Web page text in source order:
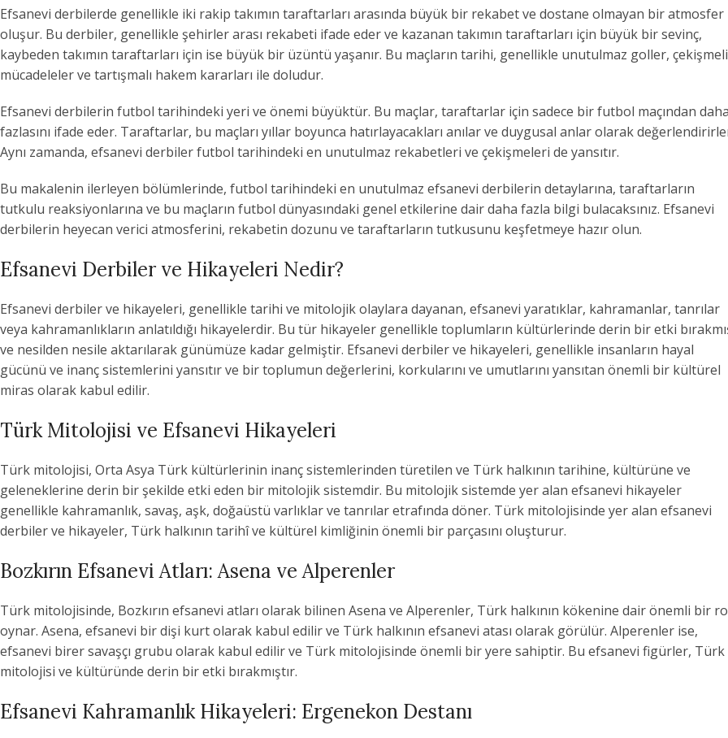
Efsanevi derbilerde genellikle iki rakip takımın taraftarları arasında büyük bir rekabet ve dostane olmayan bir atmosfer
oluşur. Bu derbiler, genellikle şehirler arası rekabeti ifade eder ve kazanan takımın taraftarları için büyük bir sevinç,
kaybeden takımın taraftarları için ise büyük bir üzüntü yaşanır. Bu maçların tarihi, genellikle unutulmaz goller, çekişmeli
mücadeleler ve tartışmalı hakem kararları ile doludur.
Efsanevi derbilerin futbol tarihindeki yeri ve önemi büyüktür. Bu maçlar, taraftarlar için sadece bir futbol maçından
fazlasını ifade eder. Taraftarlar, bu maçları yıllar boyunca hatırlayacakları anılar ve duygusal anlar olarak
Aynı zamanda, efsanevi derbiler futbol tarihindeki en unutulmaz rekabetleri ve çekişmeleri de yansıtır.
Bu makalenin ilerleyen bölümlerinde, futbol tarihindeki en unutulmaz efsanevi derbilerin detaylarına, taraftarların
tutkulu reaksiyonlarına ve bu maçların futbol dünyasındaki genel etkilerine dair daha fazla bilgi bulacaksınız. Efsanevi
derbilerin heyecan verici atmosferini, rekabetin dozunu ve taraftarların tutkusunu keşfetmeye hazır olun.
Efsanevi Derbiler ve Hikayeleri Nedir?
Efsanevi derbiler ve hikayeleri, genellikle tarihi ve mitolojik olaylara dayanan, efsanevi yaratıklar, kahramanlar, tanrılar
veya kahramanlıkların anlatıldığı hikayelerdir. Bu tür hikayeler genellikle toplumların kültürlerinde derin bir etki
ve nesilden nesile aktarılarak günümüze kadar gelmiştir. Efsanevi derbiler ve hikayeleri, genellikle insanların hayal
gücünü ve inanç sistemlerini yansıtır ve bir toplumun değerlerini, korkularını ve umutlarını yansıtan önemli bir kültürel
miras olarak kabul edilir.
Türk Mitolojisi ve Efsanevi Hikayeleri
Türk mitolojisi, Orta Asya Türk kültürlerinin inanç sistemlerinden türetilen ve Türk halkının tarihine, kültürüne ve
geleneklerine derin bir şekilde etki eden bir mitolojik sistemdir. Bu mitolojik sistemde yer alan efsanevi hikayeler
genellikle kahramanlık, savaş, aşk, doğaüstü varlıklar ve tanrılar etrafında döner. Türk mitolojisinde yer alan efsanevi
derbiler ve hikayeler, Türk halkının tarihî ve kültürel kimliğinin önemli bir parçasını oluşturur.
Bozkırın Efsanevi Atları: Asena ve Alperenler
Türk mitolojisinde, Bozkırın efsanevi atları olarak bilinen Asena ve Alperenler, Türk halkının kökenine dair önemli bir
oynar. Asena, efsanevi bir dişi kurt olarak kabul edilir ve Türk halkının efsanevi atası olarak görülür. Alperenler ise,
efsanevi birer savaşçı grubu olarak kabul edilir ve Türk mitolojisinde önemli bir yere sahiptir. Bu efsanevi figürler, Türk
mitolojisi ve kültüründe derin bir etki bırakmıştır.
Efsanevi Kahramanlık Hikayeleri: Ergenekon Destanı